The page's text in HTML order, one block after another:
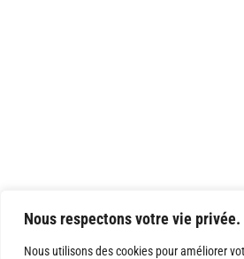
Nous respectons votre vie privée.
Nous utilisons des cookies pour améliorer